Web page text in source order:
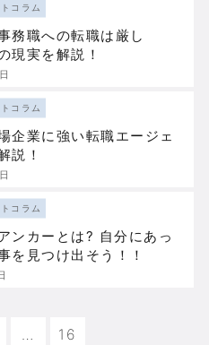
コラム
務職への転職は厳し
現実を解説！
コラム
企業に強い転職エージェ
説！
コラム
ンカーとは? 自分にあっ
を見つけ出そう！！
… 16